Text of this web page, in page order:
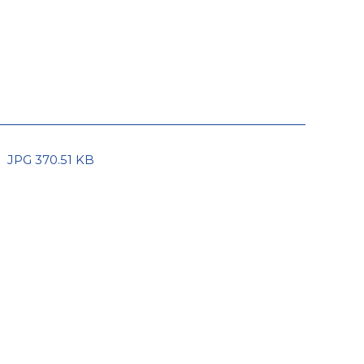
JPG 370.51 KB